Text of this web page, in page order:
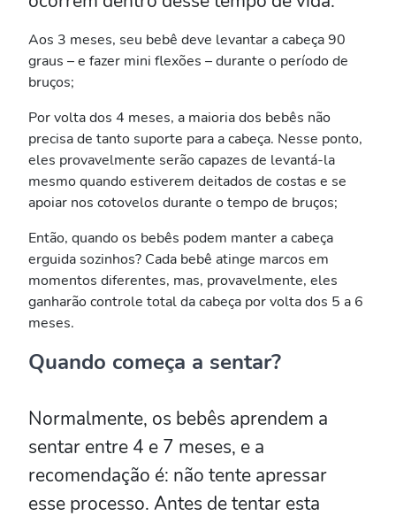
Aos 3 meses, seu bebê deve levantar a cabeça 90
graus – e fazer mini flexões – durante o período de
bruços;
Por volta dos 4 meses, a maioria dos bebês não
precisa de tanto suporte para a cabeça. Nesse ponto,
eles provavelmente serão capazes de levantá-la
mesmo quando estiverem deitados de costas e se
apoiar nos cotovelos durante o tempo de bruços;
Então, quando os bebês podem manter a cabeça
erguida sozinhos? Cada bebê atinge marcos em
momentos diferentes, mas, provavelmente, eles
ganharão controle total da cabeça por volta dos 5 a 6
meses.
Quando começa a sentar?
Normalmente, os bebês aprendem a
sentar entre 4 e 7 meses, e a
recomendação é: não tente apressar
esse processo. Antes de tentar esta